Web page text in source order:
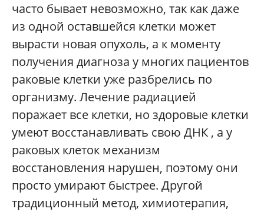
часто бывает невозможно, так как даже
из одной оставшейся клетки может
вырасти новая опухоль, а к моменту
получения диагноза у многих пациентов
раковые клетки уже разбрелись по
организму. Лечение радиацией
поражает все клетки, но здоровые клетки
умеют восстанавливать свою ДНК , а у
раковых клеток механизм
восстановления нарушен, поэтому они
просто умирают быстрее. Другой
традиционный метод, химиотерапия,